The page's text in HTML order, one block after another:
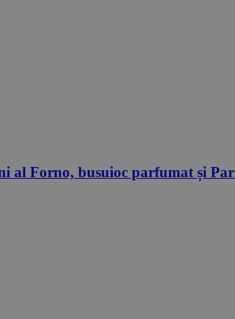
al Forno, busuioc parfumat și